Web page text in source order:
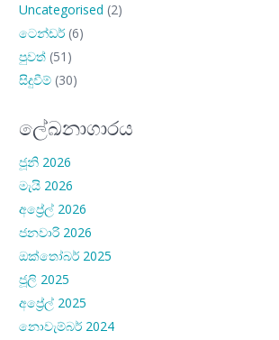
Uncategorised (2)
ටෙන්ඩර් (6)
පුවත් (51)
සිදුවීම් (30)
ලේඛනාගාරය
ජූනි 2026
මැයි 2026
අප්‍රේල් 2026
ජනවාරි 2026
ඔක්තෝබර් 2025
ජූලි 2025
අප්‍රේල් 2025
නොවැම්බර් 2024